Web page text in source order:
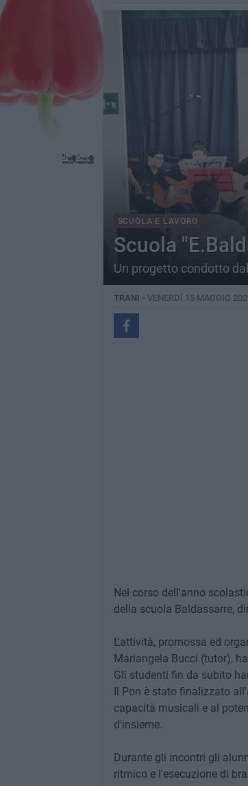
SCUOLA E LAVORO
Scuola
Un progetto condotto
TRANI - VENERDÌ 15 MAGGIO
Nel corso dell'anno
della scuola Baldassarre,
L'attività, promossa ed
Mariangela Bucci (tutor),
Gli studenti fin da subito
Il Pon è stato finalizzato
capacità musicali e al
d'insieme.
Durante gli incontri gli
ritmico e l'esecuzione di